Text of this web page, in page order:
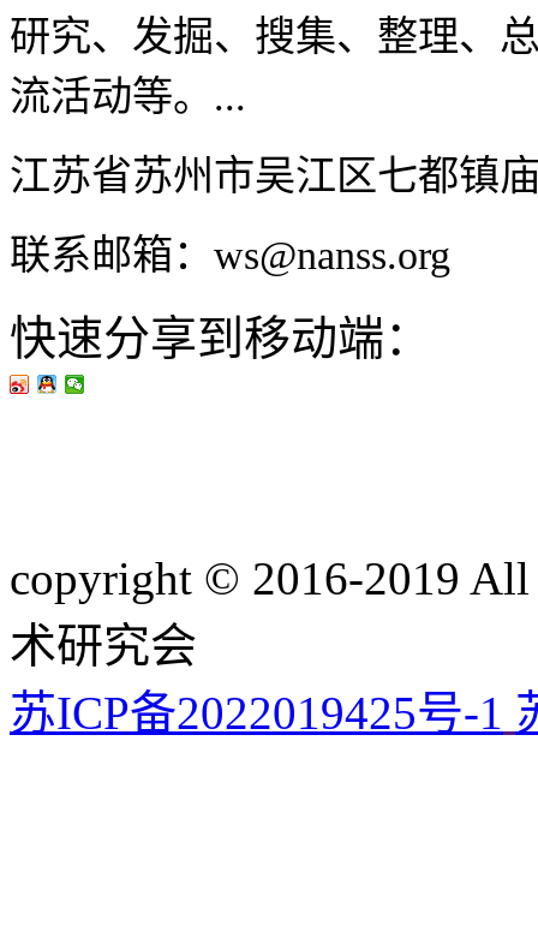
研究、发掘、搜集、整理、
流活动等。...
江苏省苏州市吴江区七都镇
联系邮箱：ws@nanss.org
快速分享到移动端：
copyright © 2016-2019
术研究会
苏ICP备2022019425号-1